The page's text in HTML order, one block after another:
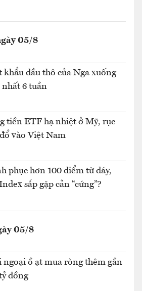
05/8
khẩu dầu thô của Nga xuống
nhất 6 tuần
tiền ETF hạ nhiệt ở Mỹ, rục
vào Việt Nam
phục hơn 100 điểm từ đáy,
sắp gặp cản “cứng”?
05/8
ngoại ồ ạt mua ròng thêm gần
đồng